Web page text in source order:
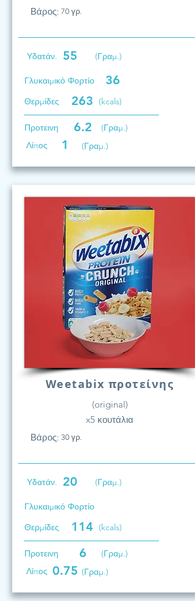
Βάρος: 70 γρ.
Υδατάν. 55 (Γραμ.)
Γλυκαιμικό Φορτίο 36
Θερμίδες 263 (kcals)
Προτεινη 6.2
(Γραμ.)
Λίπος
1 (Γραμ.)
Weetabix προτείνης
(original)
x5 κουτάλια
Βάρος: 30 γρ.
Υδατάν. 20 (Γραμ.)
Γλυκαιμικό Φορτίο
Θερμίδες
114 (kcals)
Προτεινη 6
(Γραμ.)
Λίπος 0.75 (Γραμ.)